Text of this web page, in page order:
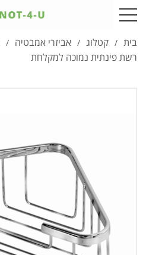
בית / קטלוג / אביזרי אמבטיה /
רשת פינתית נמוכה למקלחת